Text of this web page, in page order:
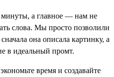
минуты, а главное — нам не
слова. Мы просто позволили
она описала картинку, а
в идеальный промт.
время и создавайте